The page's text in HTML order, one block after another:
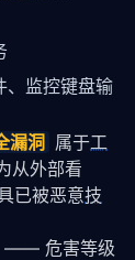
、监控键盘输
漏洞 属于工
从外部看
已被恶意技
—— 危害等级